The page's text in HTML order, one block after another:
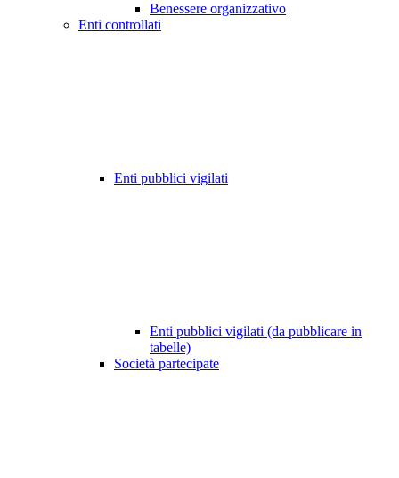
Benessere organizzativo
Enti controllati
Enti pubblici vigilati
Enti pubblici vigilati (da pubblicare in
tabelle)
Società partecipate